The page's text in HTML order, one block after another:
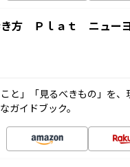
方 Ｐｌａｔ ニュー
こと」「見るべきもの」を
イドブック。